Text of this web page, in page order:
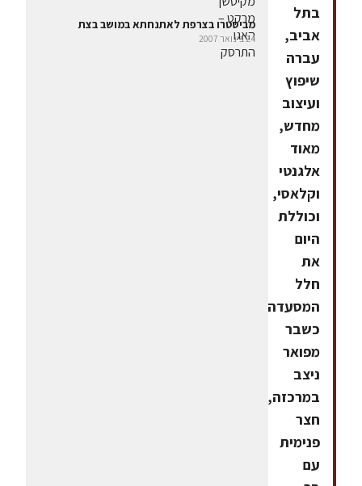
בתל
אביב,
עברה
שיפוץ
ועיצוב
מחדש,
מאוד
אלגנטי
וקלאסי,
וכוללת
היום
את
חלל
המסעדה
כשבר
מפואר
ניצב
במרכזה,
חצר
פנימית
עם
מביסטרו בצרפת לאתנחתא במושב בצת
24 בינואר 2007